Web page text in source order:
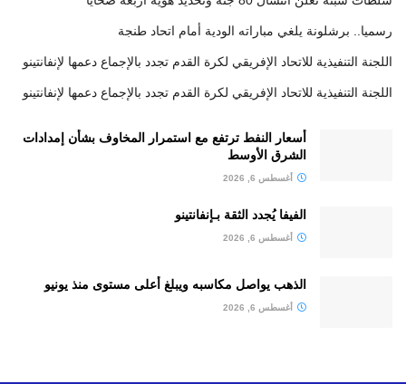
رسميا.. برشلونة يلغي مباراته الودية أمام اتحاد طنجة
اللجنة التنفيذية للاتحاد الإفريقي لكرة القدم تجدد بالإجماع دعمها لإنفانتينو
اللجنة التنفيذية للاتحاد الإفريقي لكرة القدم تجدد بالإجماع دعمها لإنفانتينو
أسعار النفط ترتفع مع استمرار المخاوف بشأن إمدادات
الشرق الأوسط
أغسطس 6, 2026
الفيفا يُجدد الثقة بـإنفانتينو
أغسطس 6, 2026
الذهب يواصل مكاسبه ويبلغ أعلى مستوى منذ يونيو
أغسطس 6, 2026